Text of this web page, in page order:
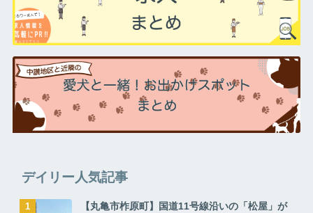
デイリー人気記事
【丸亀市柞原町】国道11号線沿いの「松屋」が